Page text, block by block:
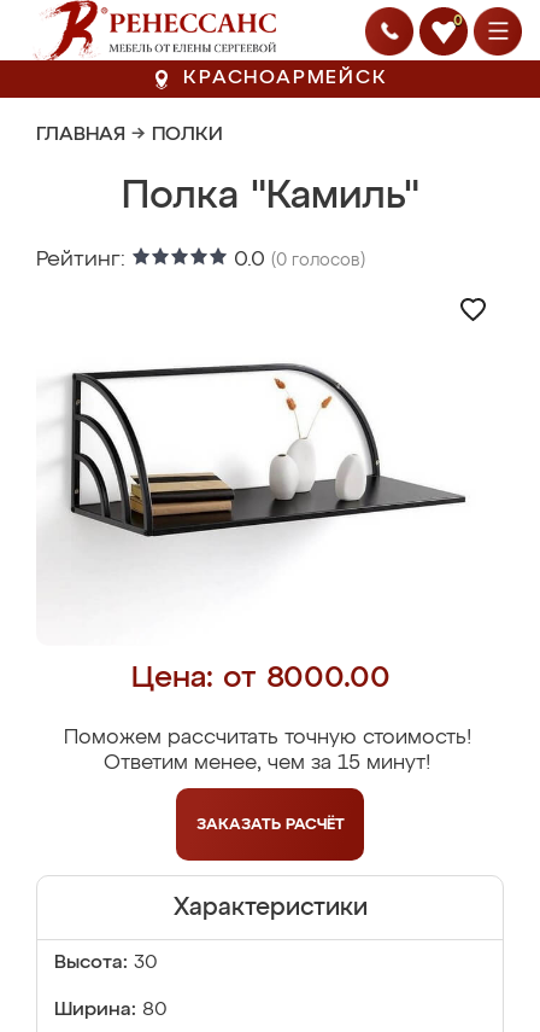
0
КРАСНОАРМЕЙСК
ГЛАВНАЯ → ПОЛКИ
Полка "Камиль"
Рейтинг: 0.0 (0 голосов)
Цена: от 8000.00
Поможем рассчитать точную стоимость!
Ответим менее, чем за 15 минут!
ЗАКАЗАТЬ РАСЧЁТ
Характеристики
Высота: 30
Ширина: 80